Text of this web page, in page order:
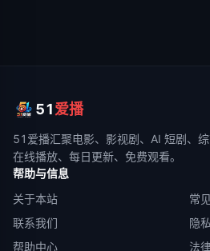
51爱播
51爱播汇聚电影、影视剧、AI 短剧、
在线播放、每日更新、免费观看。
帮助与信息
关于本站
常
联系我们
隐
帮助中心
法